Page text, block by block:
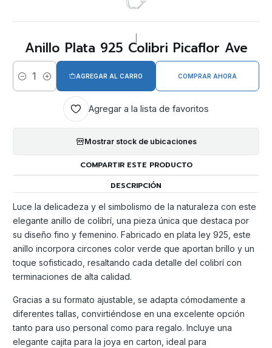
Anillo Plata 925 Colibri Picaflor Ave
Cantidad
AGREGAR AL CARRO COMPRAR AHORA
Agregar a la lista de favoritos
Mostrar stock de ubicaciones
COMPARTIR ESTE PRODUCTO
DESCRIPCIÓN
Luce la delicadeza y el simbolismo de la naturaleza con este
elegante anillo de colibrí, una pieza única que destaca por
su diseño fino y femenino. Fabricado en plata ley 925, este
anillo incorpora circones color verde que aportan brillo y un
toque sofisticado, resaltando cada detalle del colibrí con
terminaciones de alta calidad.
Gracias a su formato ajustable, se adapta cómodamente a
diferentes tallas, convirtiéndose en una excelente opción
tanto para uso personal como para regalo. Incluye una
elegante cajita para la joya en carton, ideal para